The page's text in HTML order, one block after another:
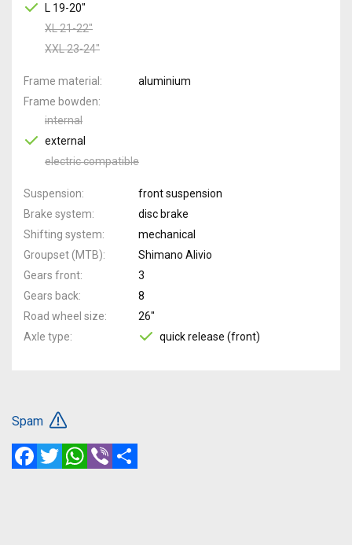
L 19-20"
XL 21-22"
XXL 23-24"
Frame material
aluminium
Frame bowden
internal
external
electric compatible
Suspension
front suspension
Brake system
disc brake
Shifting system
mechanical
Groupset (MTB)
Shimano Alivio
Gears front
3
Gears back
8
Road wheel size
26"
Axle type
quick release (front)
Spam
FacebookTwitterWhatsApp
Viber